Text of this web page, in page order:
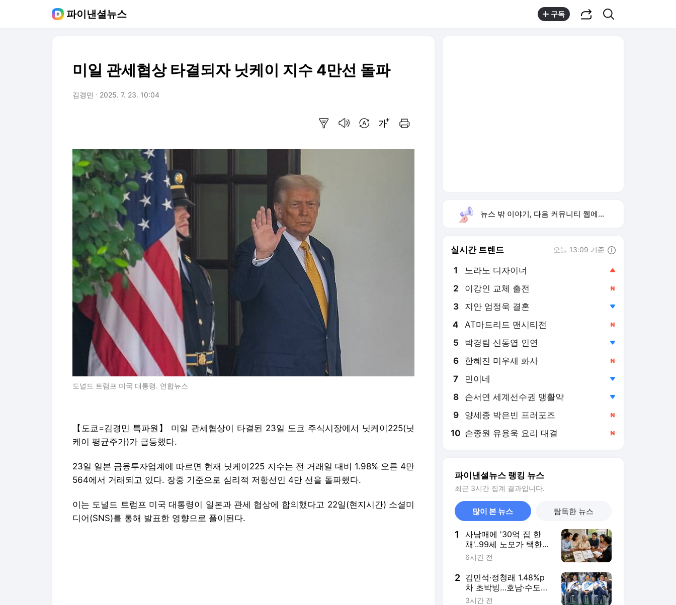
파이낸셜뉴스 구독
미일 관세협상 타결되자 닛케이 지수 4만선 돌파
김경민 2025. 7. 23. 10:04
도널드 트럼프 미국 대통령. 연합뉴스
【도쿄=김경민 특파원】 미일 관세협상이 타결된 23일 도쿄 주식시장에서 닛케이225(닛
케이 평균주가)가 급등했다.
23일 일본 금융투자업계에 따르면 현재 닛케이225 지수는 전 거래일 대비 1.98% 오른 4만
564에서 거래되고 있다. 장중 기준으로 심리적 저항선인 4만 선을 돌파했다.
이는 도널드 트럼프 미국 대통령이 일본과 관세 협상에 합의했다고 22일(현지시간) 소셜미
디어(SNS)를 통해 발표한 영향으로 풀이된다.
뉴스 밖 이야기, 다음 커뮤니티 웹에서 보기
실시간 트렌드 오늘 13:09 기준
1 노라노 디자이너
2 이강인 교체 출전
3 지안 엄정욱 결혼
4 AT마드리드 맨시티전
5 박경림 신동엽 인연
6 한혜진 미우새 화사
7 민이네
8 손서연 세계선수권 맹활약
9 양세종 박은빈 프러포즈
10 손종원 유용욱 요리 대결
파이낸셜뉴스 랭킹 뉴스
최근 3시간 집계 결과입니다.
많이 본 뉴스 탐독한 뉴스
1
사남매에 '30억 집 한
채'..99세 노모가 택한
'분쟁 없는 상속' [PB의
6시간 전
2 김민석·정청래 1.48%p
차 초박빙…호남·수도권
표심이 관건
3시간 전